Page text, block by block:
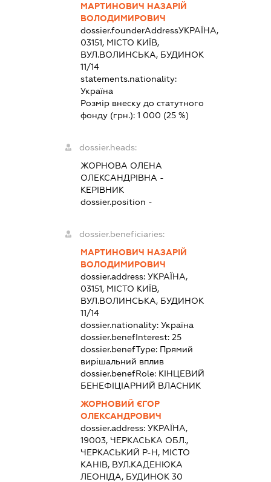
МАРТИНОВИЧ НАЗАРІЙ
ВОЛОДИМИРОВИЧ
dossier.founderAddressУКРАЇНА,
03151, МІСТО КИЇВ,
ВУЛ.ВОЛИНСЬКА, БУДИНОК
11/14
statements.nationality:
Україна
Розмір внеску до статутного
фонду (грн.): 1 000 (25 %)
dossier.heads:
ЖОРНОВА ОЛЕНА
ОЛЕКСАНДРІВНА -
КЕРІВНИК
dossier.position -
dossier.beneficiaries:
МАРТИНОВИЧ НАЗАРІЙ
ВОЛОДИМИРОВИЧ
dossier.address: УКРАЇНА,
03151, МІСТО КИЇВ,
ВУЛ.ВОЛИНСЬКА, БУДИНОК
11/14
dossier.nationality: Україна
dossier.benefInterest: 25
dossier.benefType: Прямий
вирішальний вплив
dossier.benefRole: КІНЦЕВИЙ
БЕНЕФІЦІАРНИЙ ВЛАСНИК
ЖОРНОВИЙ ЄГОР
ОЛЕКСАНДРОВИЧ
dossier.address: УКРАЇНА,
19003, ЧЕРКАСЬКА ОБЛ.,
ЧЕРКАСЬКИЙ Р-Н, МІСТО
КАНІВ, ВУЛ.КАДЕНЮКА
ЛЕОНІДА, БУДИНОК 30